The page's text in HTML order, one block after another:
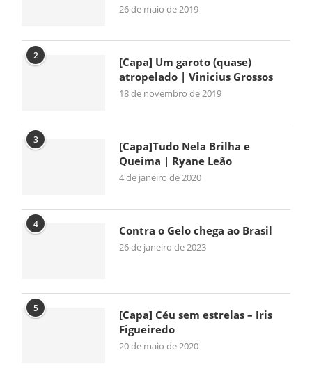
26 de maio de 2019
2
[Capa] Um garoto (quase)
atropelado | Vinicius Grossos
18 de novembro de 2019
3
[Capa]Tudo Nela Brilha e
Queima | Ryane Leão
4 de janeiro de 2020
4 Contra o Gelo chega ao Brasil
26 de janeiro de 2023
5
[Capa] Céu sem estrelas – Iris
Figueiredo
20 de maio de 2020